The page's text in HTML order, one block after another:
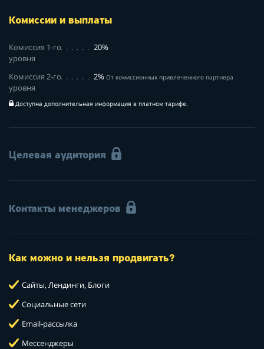
Комиссии и выплаты
Комиссия 1-го
уровня
20%
Комиссия 2-го
уровня
2%От комиссионных привлеченного партнера
Доступна дополнительная информация в платном тарифе.
Целевая аудитория
Контакты менеджеров
Как можно и нельзя продвигать?
Сайты, Лендинги, Блоги
Социальные сети
Email-рассылка
Мессенджеры